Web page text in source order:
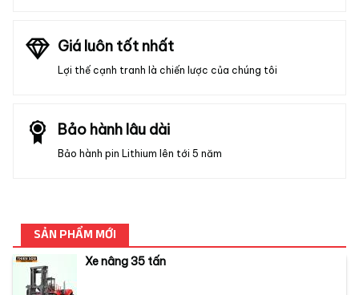
Giá luôn tốt nhất
Lợi thế cạnh tranh là chiến lược của chúng tôi
Bảo hành lâu dài
Bảo hành pin Lithium lên tới 5 năm
SẢN PHẨM MỚI
Xe nâng 35 tấn